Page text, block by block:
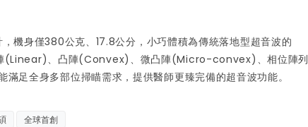
機身僅380公克、17.8公分，小巧體積為傳統落地型超音波的
(Linear)、凸陣(Convex)、微凸陣(Micro-convex)、相位陣列
全身多部位掃瞄需求，提供醫師更臻完備的超音波功能。
全球首創